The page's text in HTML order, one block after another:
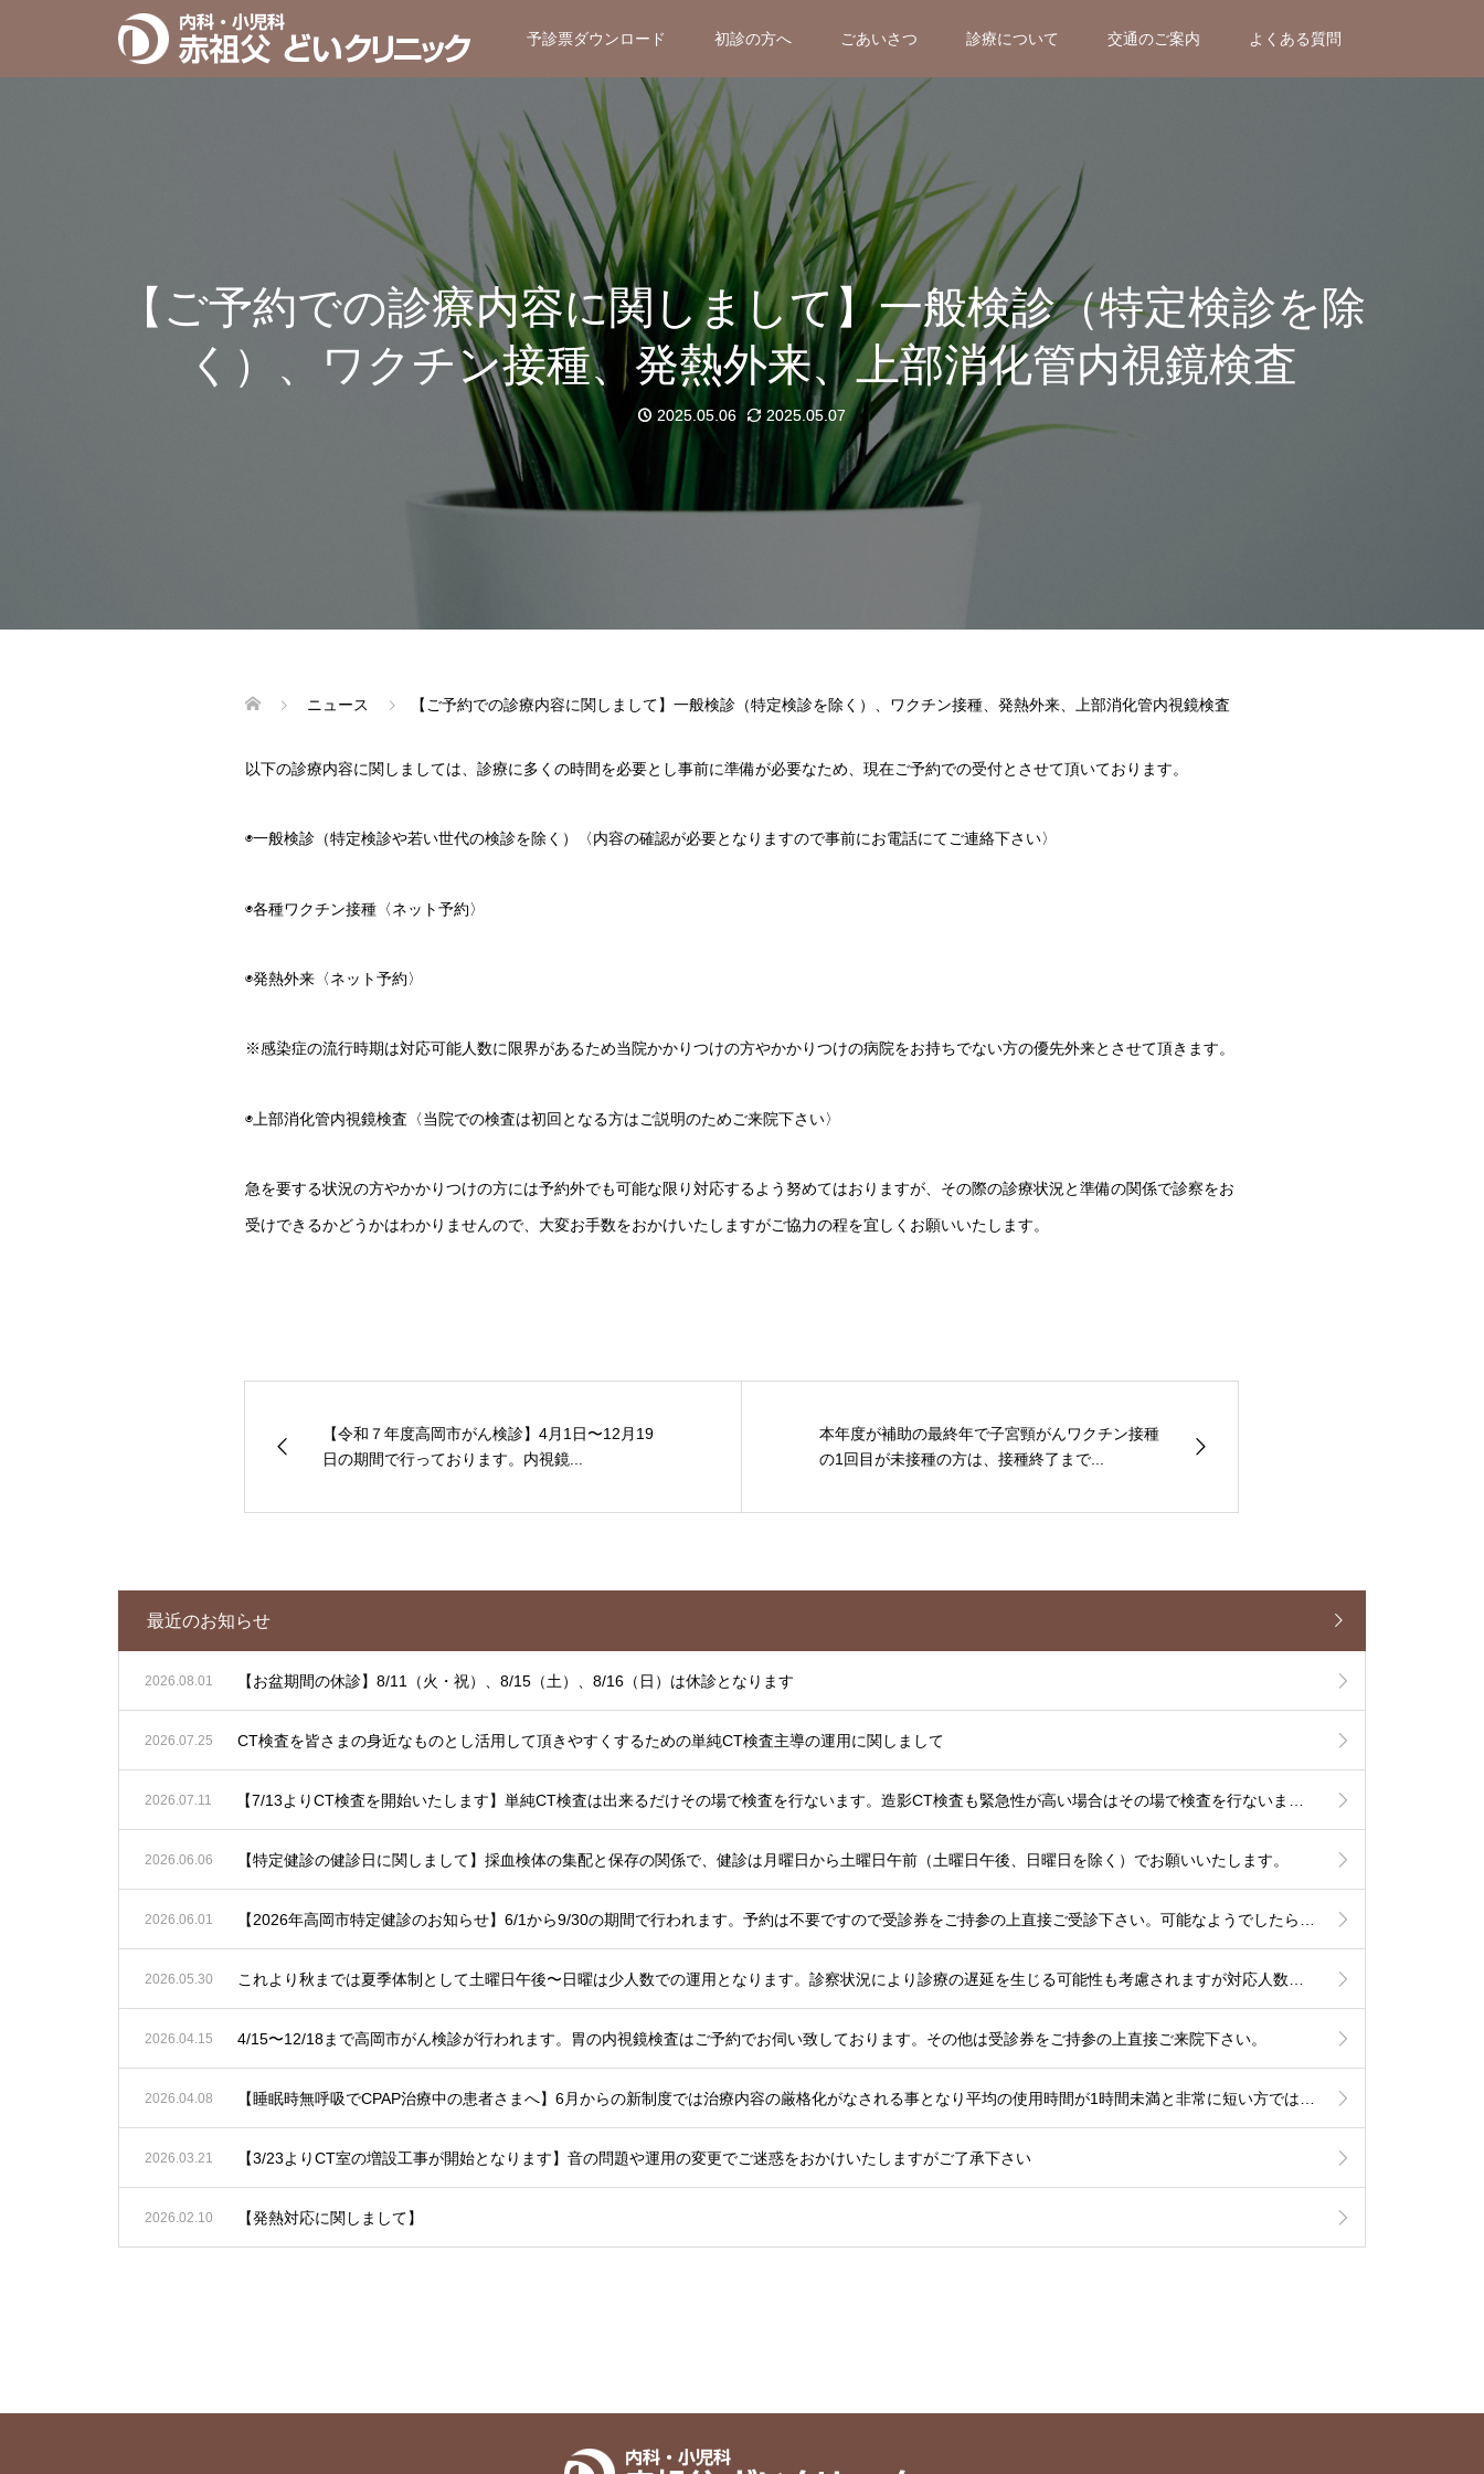
予診票ダウンロード 初診の方へ ごあいさつ 診療について 交通のご案内 よくある質問
【ご予約での診療内容に関しまして】一般検診（特定検診を除
く）、ワクチン接種、発熱外来、上部消化管内視鏡検査
2025.05.06 2025.05.07
ニュース 【ご予約での診療内容に関しまして】一般検診（特定検診を除く）、ワクチン接種、発熱外来、上部消化管内視鏡検査
以下の診療内容に関しましては、診療に多くの時間を必要とし事前に準備が必要なため、現在ご予約での受付とさせて頂いております。
◉一般検診（特定検診や若い世代の検診を除く）〈内容の確認が必要となりますので事前にお電話にてご連絡下さい〉
◉各種ワクチン接種〈ネット予約〉
◉発熱外来〈ネット予約〉
※感染症の流行時期は対応可能人数に限界があるため当院かかりつけの方やかかりつけの病院をお持ちでない方の優先外来とさせて頂きます。
◉上部消化管内視鏡検査〈当院での検査は初回となる方はご説明のためご来院下さい〉
急を要する状況の方やかかりつけの方には予約外でも可能な限り対応するよう努めてはおりますが、その際の診療状況と準備の関係で診察をお
受けできるかどうかはわかりませんので、大変お手数をおかけいたしますがご協力の程を宜しくお願いいたします。
【令和７年度高岡市がん検診】4月1日〜12月19
日の期間で行っております。内視鏡...
本年度が補助の最終年で子宮頸がんワクチン接種
の1回目が未接種の方は、接種終了まで...
最近のお知らせ
2026.08.01 【お盆期間の休診】8/11（火・祝）、8/15（土）、8/16（日）は休診となります
2026.07.25 CT検査を皆さまの身近なものとし活用して頂きやすくするための単純CT検査主導の運用に関しまして
2026.07.11
2026.06.06 【特定健診の健診日に関しまして】採血検体の集配と保存の関係で、健診は月曜日から土曜日午前（土曜日午後、日曜日を除く）でお願いいたします。
2026.06.01
2026.05.30
2026.04.15 4/15〜12/18まで高岡市がん検診が行われます。胃の内視鏡検査はご予約でお伺い致しております。その他は受診券をご持参の上直接ご来院下さい。
2026.04.08
2026.03.21 【3/23よりCT室の増設工事が開始となります】音の問題や運用の変更でご迷惑をおかけいたしますがご了承下さい
2026.02.10 【発熱対応に関しまして】